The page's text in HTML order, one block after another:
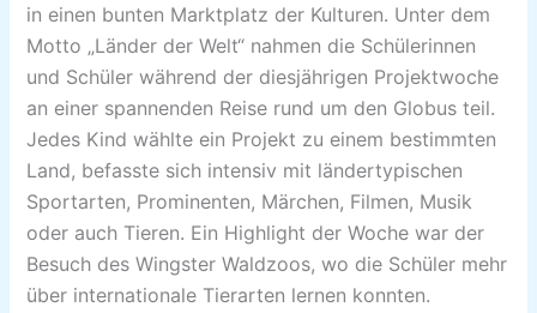
in einen bunten Marktplatz der Kulturen. Unter dem
Motto „Länder der Welt“ nahmen die Schülerinnen
und Schüler während der diesjährigen Projektwoche
an einer spannenden Reise rund um den Globus teil.
Jedes Kind wählte ein Projekt zu einem bestimmten
Land, befasste sich intensiv mit ländertypischen
Sportarten, Prominenten, Märchen, Filmen, Musik
oder auch Tieren. Ein Highlight der Woche war der
Besuch des Wingster Waldzoos, wo die Schüler mehr
über internationale Tierarten lernen konnten.